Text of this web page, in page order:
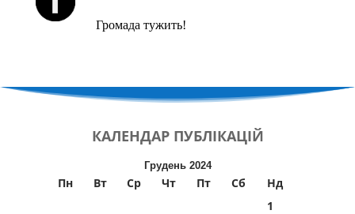
Громада тужить!
КАЛЕНДАР ПУБЛІКАЦІЙ
Грудень 2024
Пн Вт Ср Чт Пт Сб
Нд
1